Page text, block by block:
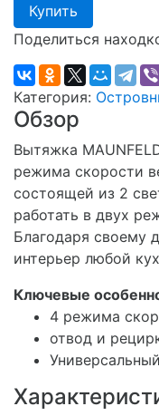
Купить
Поделиться
Категория:
Обзор
Вытяжка
режима скорости
состоящей из 2
работать в двух
Благодаря своему
интерьер любой
Ключевые
4 режима
отвод и